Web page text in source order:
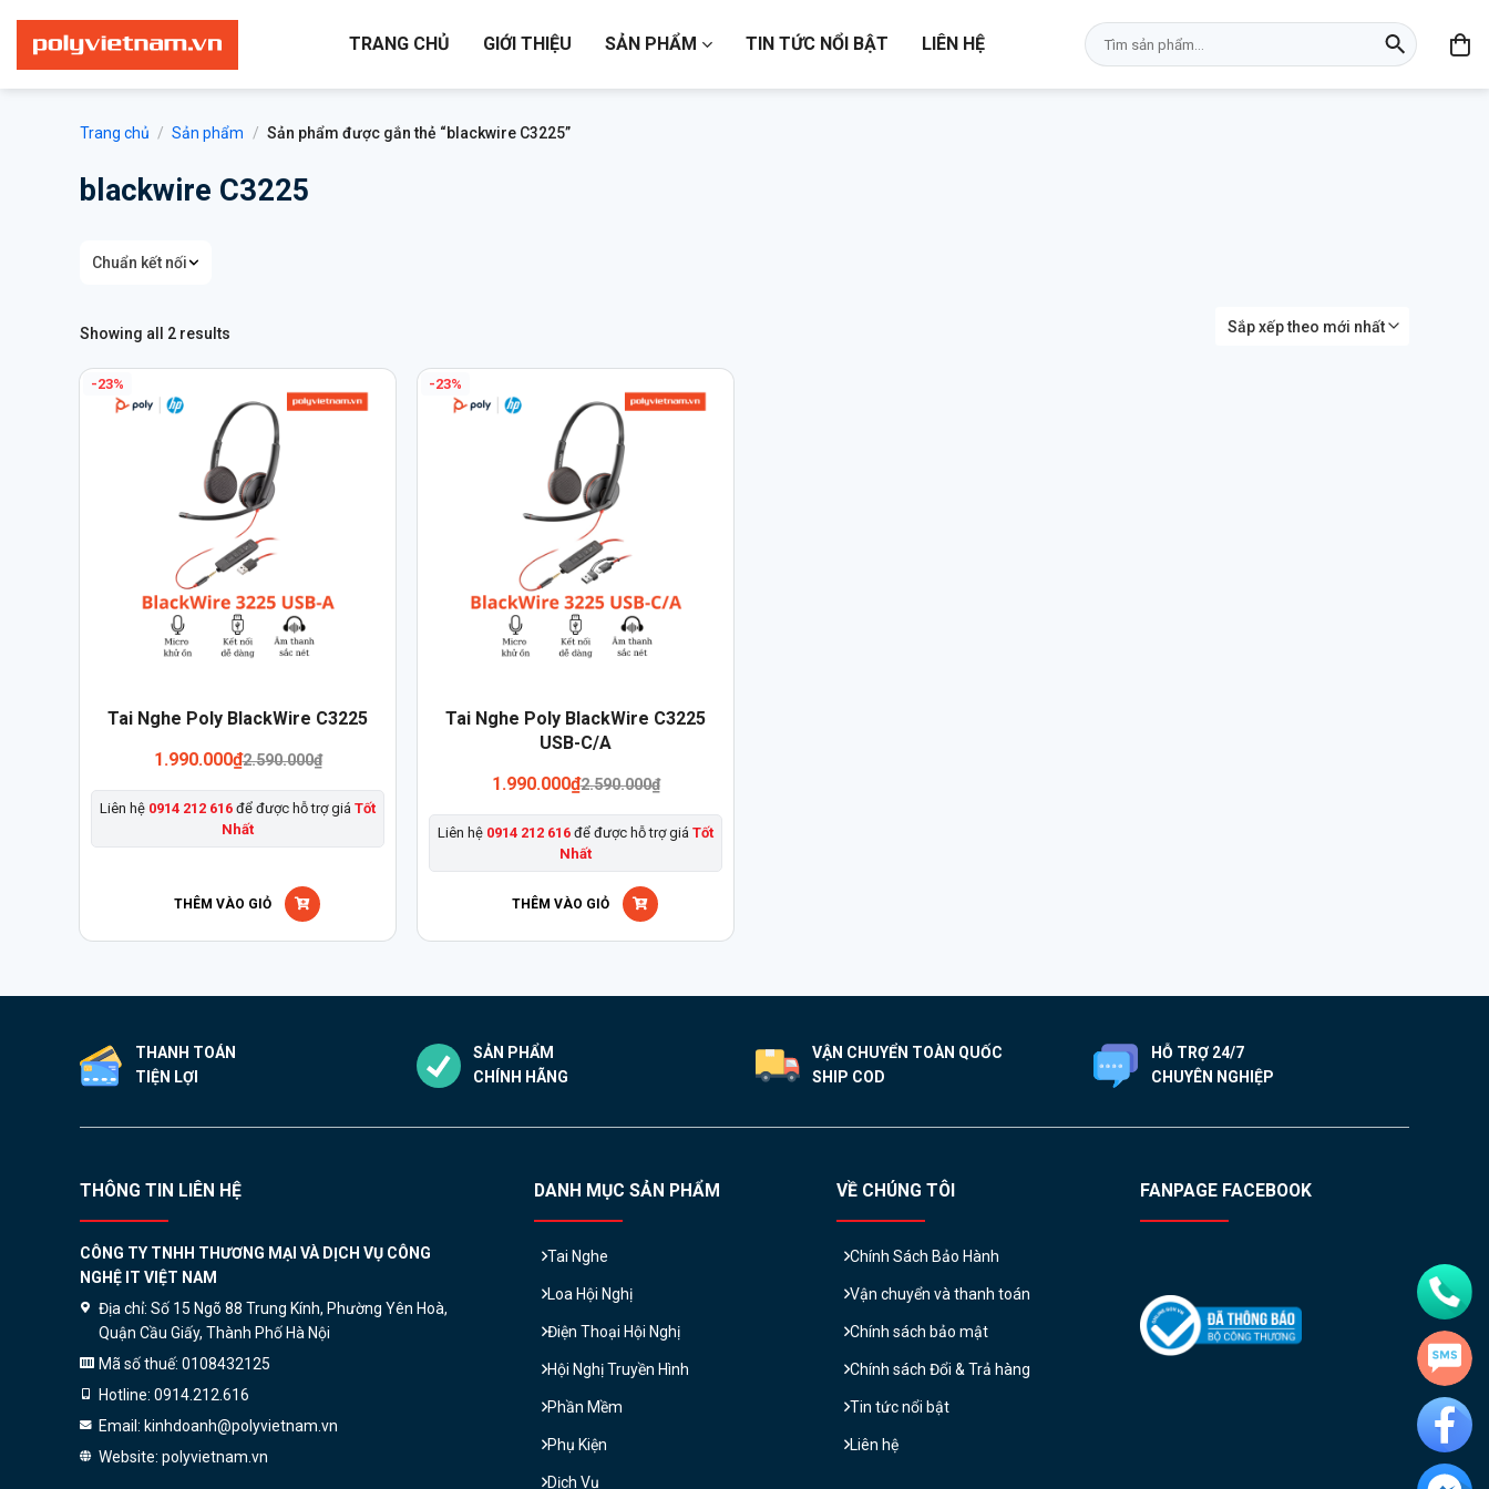
nội
dung
TRANG CHỦ GIỚI THIỆU SẢN PHẨM TIN TỨC NỔI BẬT LIÊN HỆ
Tìm
kiếm:
Trang chủ / Sản phẩm / Sản phẩm được gắn thẻ “blackwire C3225”
blackwire C3225
Chuẩn kết nối
Showing all 2 results
-23%
Tai Nghe Poly BlackWire C3225
1.990.000₫2.590.000₫
Liên hệ 0914 212 616 để được hỗ trợ giá Tốt
Nhất
THÊM VÀO GIỎ
Sản
có
biến
được
chọn
trang
phẩm
-23%
Tai Nghe Poly BlackWire C3225
USB-C/A
2.590.000₫
Giá
là:
2.590.000₫.
1.990.000₫Giá
tại
là:
1.990.000₫.
Liên hệ 0914 212 616 để được hỗ trợ giá Tốt
Nhất
THÊM VÀO GIỎ
THANH TOÁN
TIỆN LỢI
SẢN PHẨM
CHÍNH HÃNG
VẬN CHUYỂN TOÀN QUỐC
SHIP COD
HỖ TRỢ 24/7
CHUYÊN NGHIỆP
THÔNG TIN LIÊN HỆ
CÔNG TY TNHH THƯƠNG MẠI VÀ DỊCH VỤ CÔNG
NGHỆ IT VIỆT NAM
Địa chỉ: Số 15 Ngõ 88 Trung Kính, Phường Yên Hoà,
Quận Cầu Giấy, Thành Phố Hà Nội
Mã số thuế: 0108432125
Hotline: 0914.212.616
Email: kinhdoanh@polyvietnam.vn
Website: polyvietnam.vn
DANH MỤC SẢN PHẨM
Tai Nghe
Loa Hội Nghị
Điện Thoại Hội Nghị
Hội Nghị Truyền Hình
Phần Mềm
Phụ Kiện
Dịch Vụ
VỀ CHÚNG TÔI
Chính Sách Bảo Hành
Vận chuyển và thanh toán
Chính sách bảo mật
Chính sách Đổi & Trả hàng
Tin tức nổi bật
Liên hệ
FANPAGE FACEBOOK